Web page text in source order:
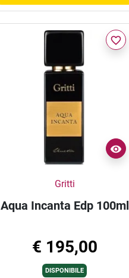
favorite_border
Gritti
Aqua Incanta Edp 100ml
€ 195,00
DISPONIBILE